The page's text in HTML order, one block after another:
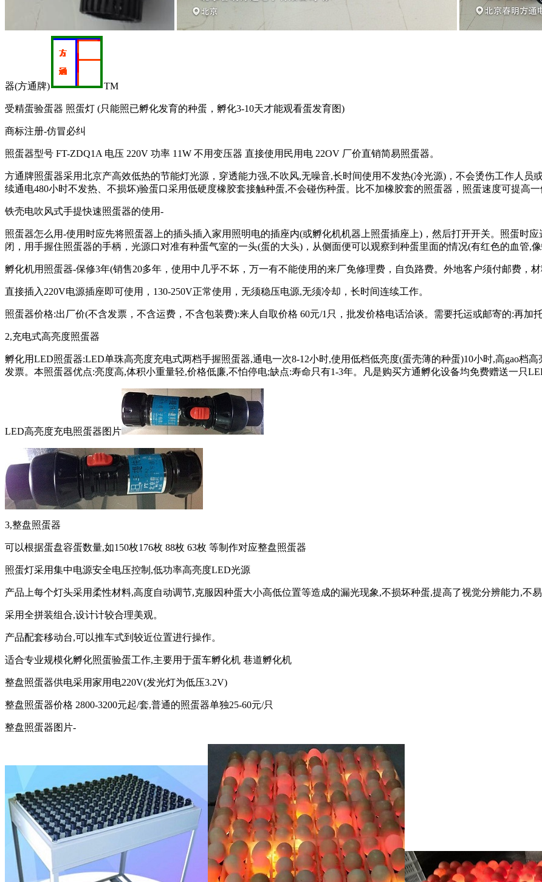
器(方通牌) TM
受精蛋验蛋器 照蛋灯 (只能照已孵化发育的种蛋，孵化3-10天才能观看蛋发育图)
商标注册-仿冒必纠
照蛋器型号 FT-ZDQ1A 电压 220V 功率 11W 不用变压器 直接使用民用电 22OV 厂价直销简易照蛋器。
方通牌照蛋器采用北京产高效低热的节能灯光源，穿透能力强,不吹风,无噪音,长时间使用不发热(冷光源)，不会烫伤工作人员
续通电480小时不发热、不损坏)验蛋口采用低硬度橡胶套接触种蛋,不会碰伤种蛋。比不加橡胶套的照蛋器，照蛋速度可提高一
铁壳电吹风式手提快速照蛋器的使用-
照蛋器怎么用-使用时应先将照蛋器上的插头插入家用照明电的插座内(或孵化机机器上照蛋插座上)，然后打开开关。照蛋时
闭，用手握住照蛋器的手柄，光源口对准有种蛋气室的一头(蛋的大头)，从侧面便可以观察到种蛋里面的情况(有红色的血管,
孵化机用照蛋器-保修3年(销售20多年，使用中几乎不坏，万一有不能使用的来厂免修理费，自负路费。外地客户须付邮费，
直接插入220V电源插座即可使用，130-250V正常使用，无须稳压电源,无须冷却，长时间连续工作。
照蛋器价格:出厂价(不含发票，不含运费，不含包装费):来人自取价格 60元/1只，批发价格电话洽谈。需要托运或邮寄的:再加
2,充电式高亮度照蛋器
孵化用LED照蛋器:LED单珠高亮度充电式两档手握照蛋器,通电一次8-12小时,使用低档低亮度(蛋壳薄的种蛋)10小时,高gao档
发票。本照蛋器优点:亮度高,体积小重量轻,价格低廉,不怕停电;缺点:寿命只有1-3年。凡是购买方通孵化设备均免费赠送一只
LED高亮度充电照蛋器图片
3,整盘照蛋器
可以根据蛋盘容蛋数量,如150枚176枚 88枚 63枚 等制作对应整盘照蛋器
照蛋灯采用集中电源安全电压控制,低功率高亮度LED光源
产品上每个灯头采用柔性材料,高度自动调节,克服因种蛋大小高低位置等造成的漏光现象,不损坏种蛋,提高了视觉分辨能力,不易
采用全拼装组合,设计计较合理美观。
产品配套移动台,可以推车式到较近位置进行操作。
适合专业规模化孵化照蛋验蛋工作,主要用于蛋车孵化机 巷道孵化机
整盘照蛋器供电采用家用电220V(发光灯为低压3.2V)
整盘照蛋器价格 2800-3200元起/套,普通的照蛋器单独25-60元/只
整盘照蛋器图片-